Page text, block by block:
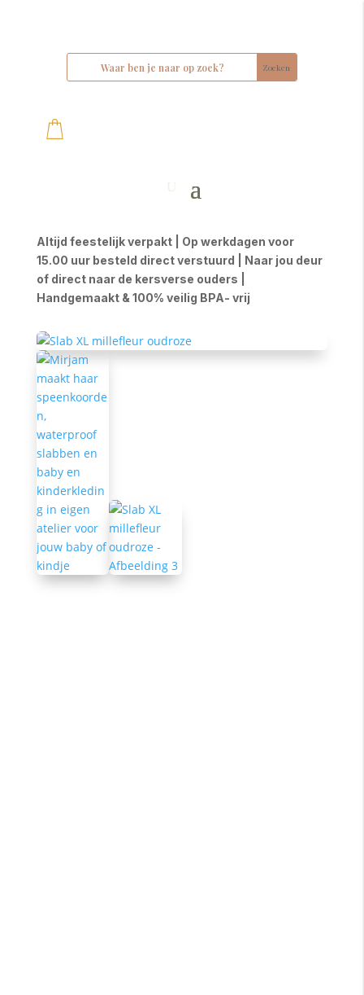
Altijd feestelijk verpakt | Op werkdagen voor
15.00 uur besteld direct verstuurd | Naar jou deur
of direct naar de kersverse ouders |
Handgemaakt & 100% veilig BPA- vrij